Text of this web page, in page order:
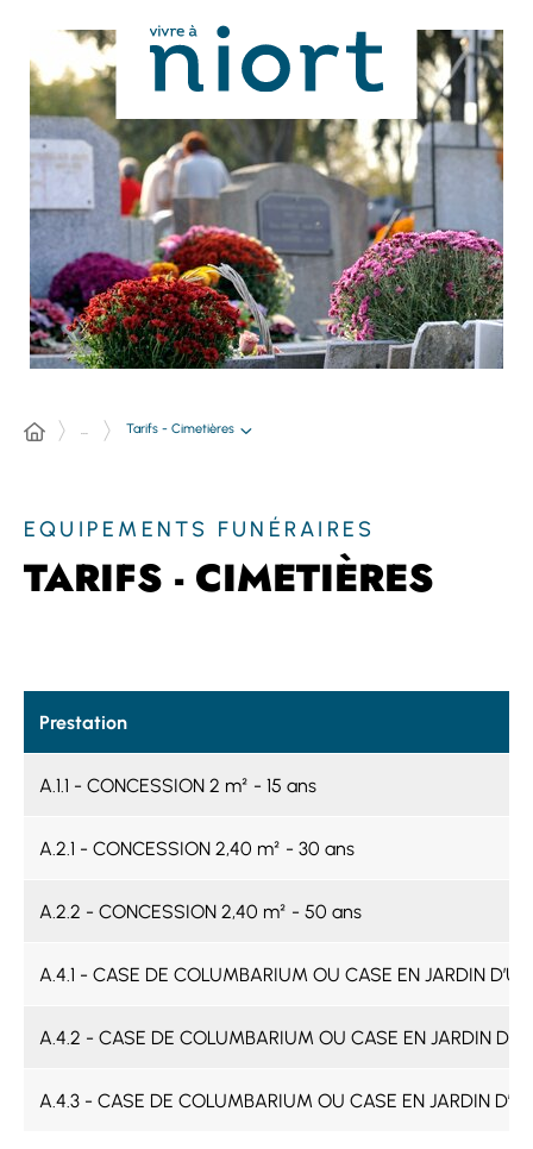
... Tarifs - Cimetières
EQUIPEMENTS FUNÉRAIRES
TARIFS - CIMETIÈRES
Prestation
A.1.1 - CONCESSION 2 m² - 15 ans
A.2.1 - CONCESSION 2,40 m² - 30 ans
A.2.2 - CONCESSION 2,40 m² - 50 ans
A.4.1 - CASE DE COLUMBARIUM OU CASE EN JARDIN
A.4.2 - CASE DE COLUMBARIUM OU CASE EN JARDIN
A.4.3 - CASE DE COLUMBARIUM OU CASE EN JARDIN